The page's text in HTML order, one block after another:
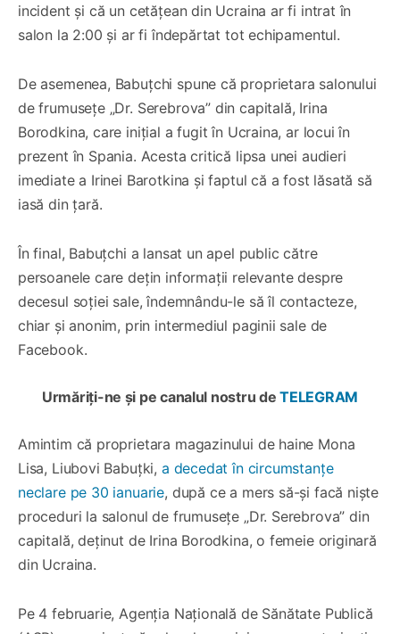
incident și că un cetățean din Ucraina ar fi intrat în
salon la 2:00 și ar fi îndepărtat tot echipamentul.
De asemenea, Babuțchi spune că proprietara salonului
de frumusețe „Dr. Serebrova” din capitală, Irina
Borodkina, care inițial a fugit în Ucraina, ar locui în
prezent în Spania. Acesta critică lipsa unei audieri
imediate a Irinei Barotkina și faptul că a fost lăsată să
iasă din țară.
În final, Babuțchi a lansat un apel public către
persoanele care dețin informații relevante despre
decesul soției sale, îndemnându-le să îl contacteze,
chiar și anonim, prin intermediul paginii sale de
Facebook.
Urmăriți-ne și pe canalul nostru deTELEGRAM
Amintim că proprietara magazinului de haine Mona
Lisa, Liubovi Babuțki, a decedat în circumstanțe
neclare pe 30 ianuarie, după ce a mers să-și facă niște
proceduri la salonul de frumusețe „Dr. Serebrova” din
capitală, deținut de Irina Borodkina, o femeie originară
din Ucraina.
Pe 4 februarie, Agenția Națională de Sănătate Publică